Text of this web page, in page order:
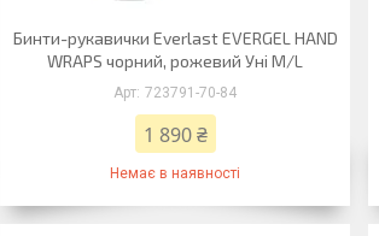
Бинти-рукавички Everlast EVERGEL HAND
WRAPS чорний, рожевий Уні M/L
723791-70-84
1 890 ₴
Немає в наявності